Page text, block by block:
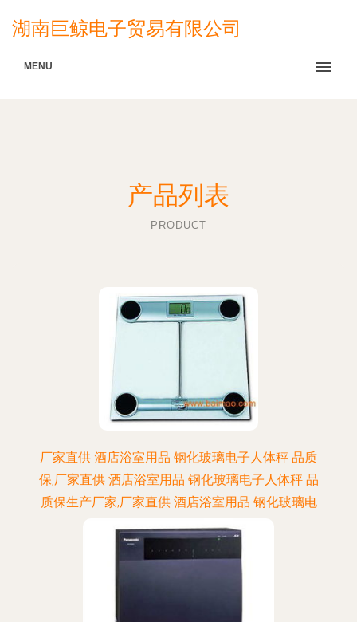
湖南巨鲸电子贸易有限公司
MENU
产品列表
PRODUCT
厂家直供 酒店浴室用品 钢化玻璃电子人体秤 品质
保,厂家直供 酒店浴室用品 钢化玻璃电子人体秤 品
质保生产厂家,厂家直供 酒店浴室用品 钢化玻璃电
子人体秤 品质保价格